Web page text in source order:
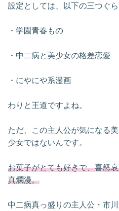
設定としては、以下の三つぐら
・学園青春もの
・中二病と美少女の格差恋愛
・にやにや系漫画
わりと王道ですよね。
ただ、この主人公が気になる
少女ではないんです。
お菓子がとても好きで、喜怒
真爛漫。
中二病真っ盛りの主人公・市